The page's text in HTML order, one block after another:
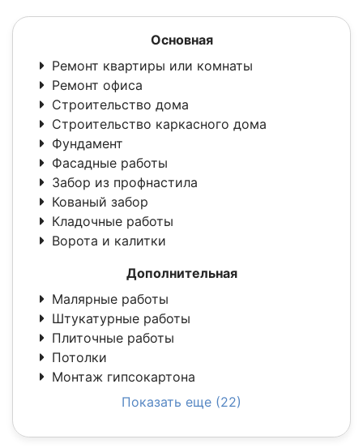
Основная
Ремонт квартиры или комнаты
Ремонт офиса
Строительство дома
Строительство каркасного дома
Фундамент
Фасадные работы
Забор из профнастила
Кованый забор
Кладочные работы
Ворота и калитки
Дополнительная
Малярные работы
Штукатурные работы
Плиточные работы
Потолки
Монтаж гипсокартона
Показать еще (22)